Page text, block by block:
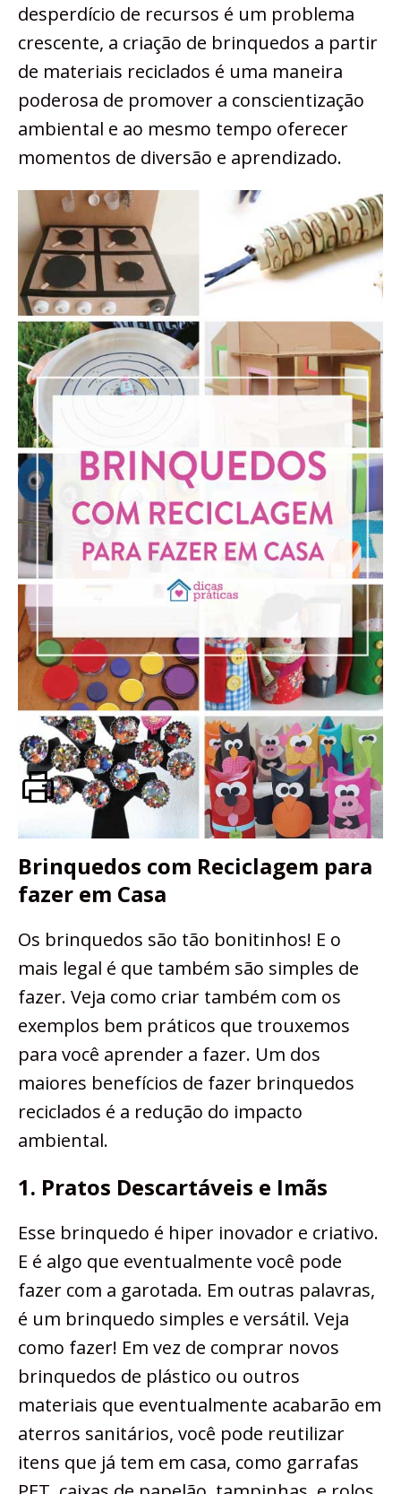
desperdício de recursos é um problema
crescente, a criação de brinquedos a partir
de materiais reciclados é uma maneira
poderosa de promover a conscientização
ambiental e ao mesmo tempo oferecer
momentos de diversão e aprendizado.
Brinquedos com Reciclagem para
fazer em Casa
Os brinquedos são tão bonitinhos! E o
mais legal é que também são simples de
fazer. Veja como criar também com os
exemplos bem práticos que trouxemos
para você aprender a fazer. Um dos
maiores benefícios de fazer brinquedos
reciclados é a redução do impacto
ambiental.
1. Pratos Descartáveis e Imãs
Esse brinquedo é hiper inovador e criativo.
E é algo que eventualmente você pode
fazer com a garotada. Em outras palavras,
é um brinquedo simples e versátil. Veja
como fazer! Em vez de comprar novos
brinquedos de plástico ou outros
materiais que eventualmente acabarão em
aterros sanitários, você pode reutilizar
itens que já tem em casa, como garrafas